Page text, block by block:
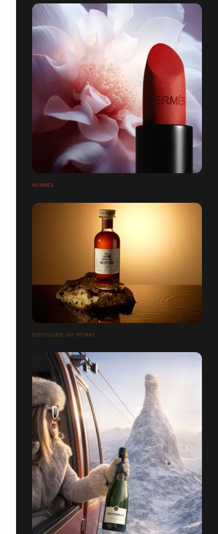
HERMÉS
DISTILLERIE DU PEYRAT